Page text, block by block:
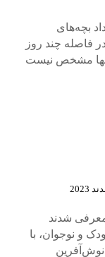
بچه‌های
فاصله چند روز
مشخص نیست
معرفی شدند
کودک و نوجوان، با
نوش‌آفرین